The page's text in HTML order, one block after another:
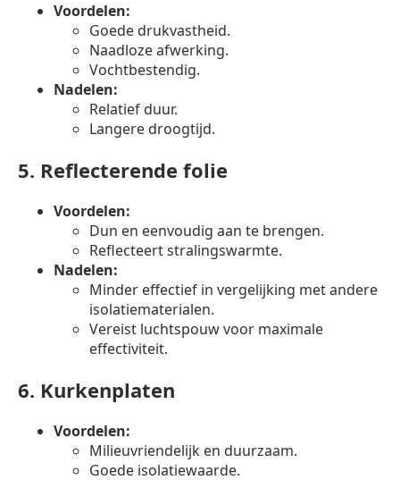
Voordelen:
Goede drukvastheid.
Naadloze afwerking.
Vochtbestendig.
Nadelen:
Relatief duur.
Langere droogtijd.
5. Reflecterende folie
Voordelen:
Dun en eenvoudig aan te brengen.
Reflecteert stralingswarmte.
Nadelen:
Minder effectief in vergelijking met andere
isolatiematerialen.
Vereist luchtspouw voor maximale
effectiviteit.
6. Kurkenplaten
Voordelen:
Milieuvriendelijk en duurzaam.
Goede isolatiewaarde.